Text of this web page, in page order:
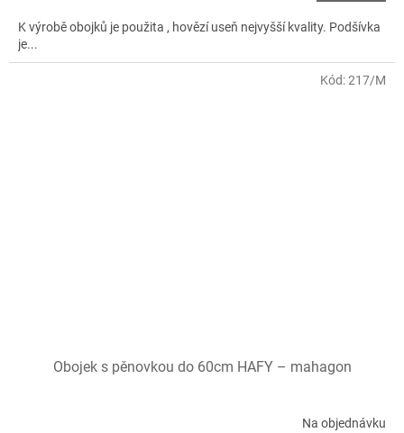
K výrobě obojků je použita , hovězí useň nejvyšší kvality. Podšívka
je...
Obojek s pěnovkou do 60cm HAFY – mahagon
Na objednávku
Kód:217/M